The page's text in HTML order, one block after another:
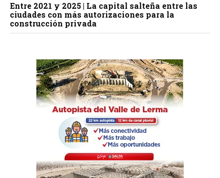
Entre 2021 y 2025 | La capital salteña entre las
ciudades con más autorizaciones para la
construcción privada